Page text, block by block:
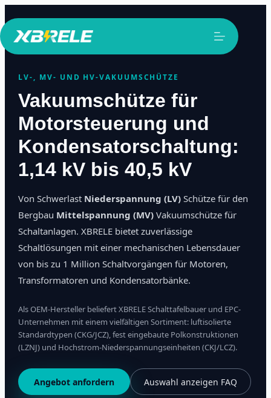
Zum
Inhalt
springen
LV-, MV- UND HV-VAKUUMSCHÜTZE
Vakuumschütze für
Motorsteuerung und
Kondensatorschaltung:
1,14 kV bis 40,5 kV
Von Schwerlast Niederspannung (LV) Schütze für den
Bergbau Mittelspannung (MV) Vakuumschütze für
Schaltanlagen. XBRELE bietet zuverlässige
Schaltlösungen mit einer mechanischen Lebensdauer
von bis zu 1 Million Schaltvorgängen für Motoren,
Transformatoren und Kondensatorbänke.
Als OEM-Hersteller beliefert XBRELE Schalttafelbauer und EPC-
Unternehmen mit einem vielfältigen Sortiment: luftisolierte
Standardtypen (CKG/JCZ), fest eingebaute Polkonstruktionen
(LZNJ) und Hochstrom-Niederspannungseinheiten (CKJ/LCZ).
Angebot anfordern Auswahl anzeigen FAQ